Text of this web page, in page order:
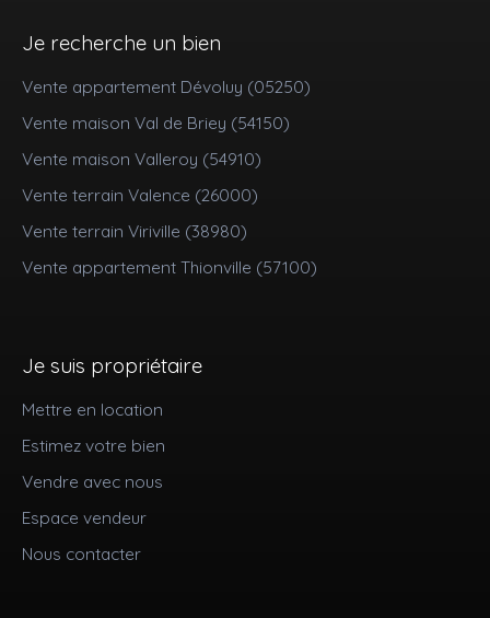
Je recherche un bien
Vente appartement Dévoluy (05250)
Vente maison Val de Briey (54150)
Vente maison Valleroy (54910)
Vente terrain Valence (26000)
Vente terrain Viriville (38980)
Vente appartement Thionville (57100)
Je suis propriétaire
Mettre en location
Estimez votre bien
Vendre avec nous
Espace vendeur
Nous contacter